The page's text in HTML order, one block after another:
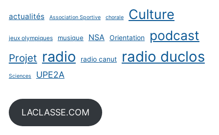
actualités Association Sportive chorale Culture
jeux olympiques musique NSA Orientation podcast
Projet radio radio canut radio duclos
Sciences UPE2A
LACLASSE.COM